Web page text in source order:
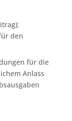
den
für die
Anlass